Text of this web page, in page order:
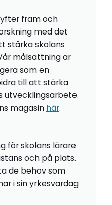
fram och
med det
stärka skolans
målsättning är
som en
till att stärka
utvecklingsarbete.
magasin här.
för skolans lärare
och på plats.
de behov som
i sin yrkesvardag